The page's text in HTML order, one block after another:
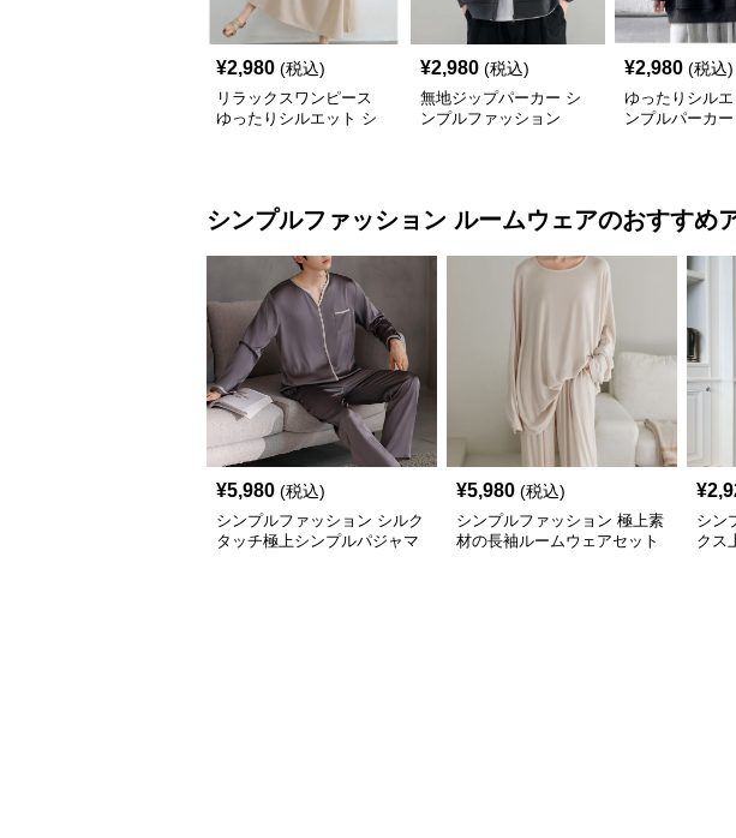
¥2,980 (税込)
リラックスワンピース
ゆったりシルエット シ
¥2,980 (税込)
無地ジップパーカー シ
ンプルファッション
¥2,980 (税込)
ゆったりシル
ンプルパーカ
シンプルファッション ルームウェアのおすすめ
¥5,980 (税込)
シンプルファッション シルク
タッチ極上シンプルパジャマ
¥5,980 (税込)
シンプルファッション 極上素
材の長袖ルームウェアセット
¥
シン
クス